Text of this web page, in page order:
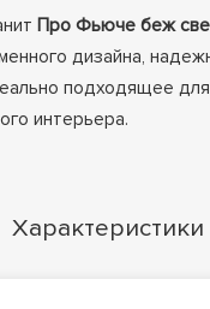
Про Фьюче беж
дизайна,
подходящее
интерьера.
Характеристики